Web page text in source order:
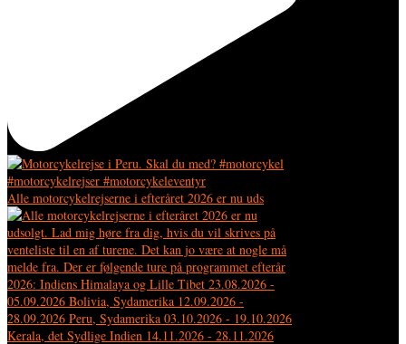
Alle motorcykelrejserne i efteråret 2026 er nu uds